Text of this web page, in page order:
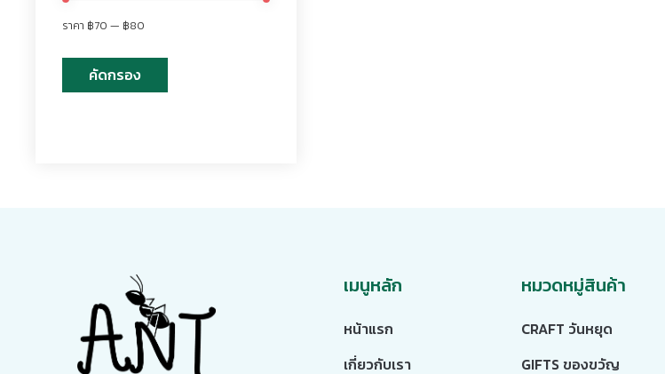
คัดกรอง
ราคา ฿70 — ฿80
เมนูหลัก
หน้าแรก
เกี่ยวกับเรา
หมวดหมู่สินค้า
CRAFT วันหยุด
GIFTS ของขวัญ